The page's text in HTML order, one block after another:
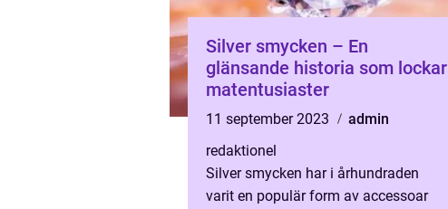
Silver smycken – En
glänsande historia som lockar
matentusiaster
11 september 2023
admin
redaktionel
Silver smycken har i århundraden
varit en populär form av accessoar